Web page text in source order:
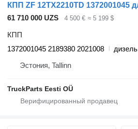
61 710 000 UZS 4 500 € ≈ 5 199 $
КПП
1372001045 2189380 2021008
дизель
Эстония, Tallinn
TruckParts Eesti OÜ